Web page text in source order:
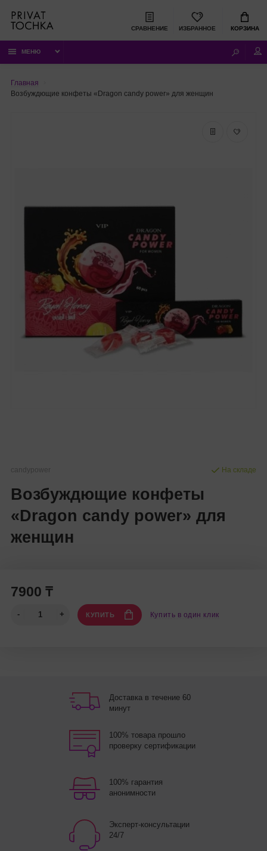
СРАВНЕНИЕ ИЗБРАННОЕ КОРЗИНА
МЕНЮ
Главная
Возбуждющие конфеты «Dragon candy power» для женщин
candypower
Возбуждющие конфеты
«Dragon candy power» для
женщин
На складе
7900 ₸
КУПИТЬ Купить в один клик
Доставка в течение 60
минут
100% товара прошло
проверку сертификации
100% гарантия
анонимности
Эксперт-консультации
24/7